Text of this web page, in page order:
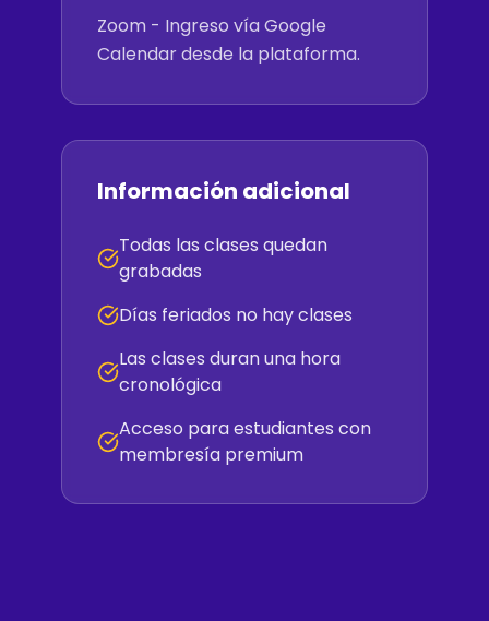
Zoom - Ingreso vía Google
Calendar desde la plataforma.
Información adicional
Todas las clases quedan
grabadas
Días feriados no hay clases
Las clases duran una hora
cronológica
Acceso para estudiantes con
membresía premium